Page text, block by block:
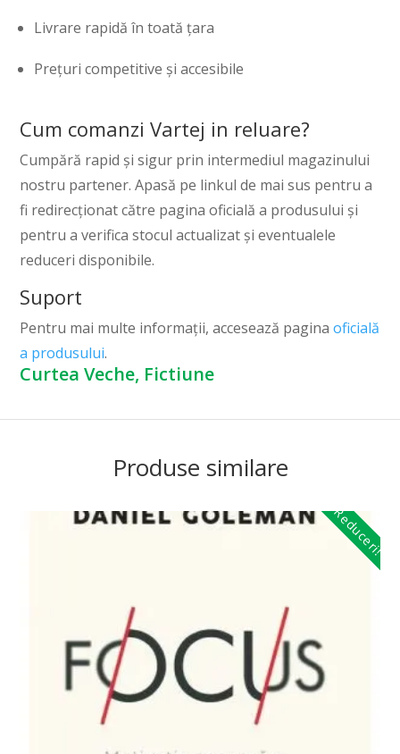
Livrare rapidă în toată țara
Prețuri competitive și accesibile
Cum comanzi Vartej in reluare?
Cumpără rapid și sigur prin intermediul magazinului
nostru partener. Apasă pe linkul de mai sus pentru a
fi redirecționat către pagina oficială a produsului și
pentru a verifica stocul actualizat și eventualele
reduceri disponibile.
Suport
Pentru mai multe informații, accesează paginaoficială
a produsului.
Curtea Veche, Fictiune
Produse similare
Reduceri!